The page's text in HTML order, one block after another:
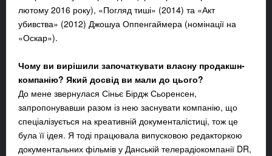
лютому 2016 року), «Погляд тиші» (2014) та «Акт
убивства» (2012) Джошуа Оппенгаймера (номінації на
«Оскар»).
Чому ви вирішили започаткувати власну продакшн-
компанію? Який досвід ви мали до цього?
До мене звернулася Сіньє Бірдж Сьоренсен,
запропонувавши разом із нею заснувати компанію, що
спеціалізується на креативній документалістиці, тож це
була її ідея. Я тоді працювала випусковою редакторкою
документальних фільмів у Данській телерадіокомпанії DR,